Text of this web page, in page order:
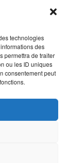
S D
1
2
8
9
22
technologies
des
permettra de traiter
ou les ID uniques
consentement peut